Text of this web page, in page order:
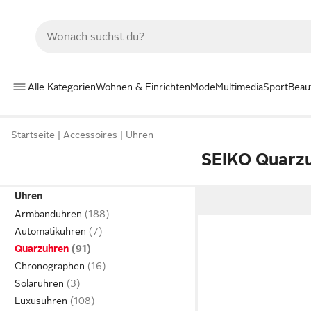
Alle KategorienWohnen & EinrichtenModeMultimediaSport
Startseite Accessoires Uhren
SEIKO
Uhren
Armbanduhren
Automatikuhren
Quarzuhren
Chronographen
Solaruhren
Luxusuhren